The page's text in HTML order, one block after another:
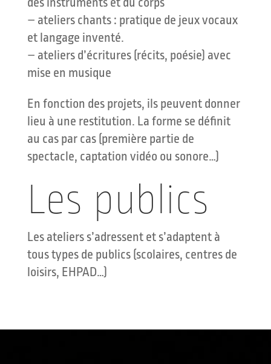
– ateliers chants : pratique de jeux vocaux
et langage inventé.
– ateliers d’écritures (récits, poésie) avec
mise en musique
En fonction des projets, ils peuvent donner
lieu à une restitution. La forme se définit
au cas par cas (première partie de
spectacle, captation vidéo ou sonore…)
Les publics
Les ateliers s’adressent et s’adaptent à
tous types de publics (scolaires, centres de
loisirs, EHPAD…)